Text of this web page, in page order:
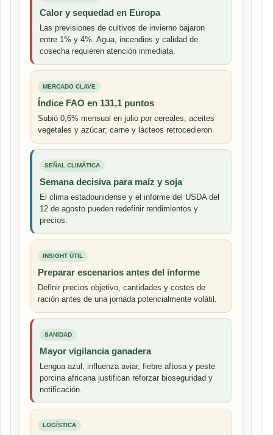
Calor y sequedad en Europa
Las previsiones de cultivos de invierno bajaron
entre 1% y 4%. Agua, incendios y calidad de
cosecha requieren atención inmediata.
MERCADO CLAVE
Índice FAO en 131,1 puntos
Subió 0,6% mensual en julio por cereales, aceites
vegetales y azúcar; carne y lácteos retrocedieron.
SEÑAL CLIMÁTICA
Semana decisiva para maíz y soja
El clima estadounidense y el informe del USDA del
12 de agosto pueden redefinir rendimientos y
precios.
INSIGHT ÚTIL
Preparar escenarios antes del informe
Definir precios objetivo, cantidades y costes de
ración antes de una jornada potencialmente volátil.
SANIDAD
Mayor vigilancia ganadera
Lengua azul, influenza aviar, fiebre aftosa y peste
porcina africana justifican reforzar bioseguridad y
notificación.
LOGÍSTICA